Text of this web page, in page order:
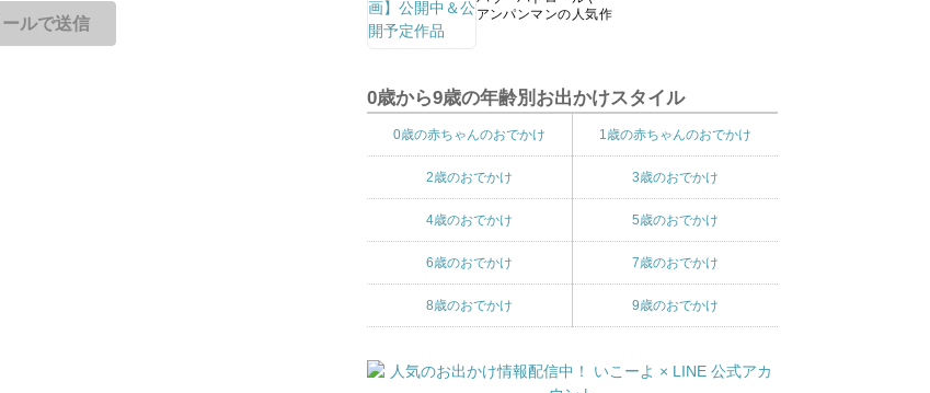
アンパンマンの人気作
0歳から9歳の年齢別お出かけスタイル
0歳の赤ちゃんのおでかけ 1歳の赤ちゃんのおでかけ
2歳のおでかけ 3歳のおでかけ
4歳のおでかけ 5歳のおでかけ
6歳のおでかけ 7歳のおでかけ
8歳のおでかけ 9歳のおでかけ